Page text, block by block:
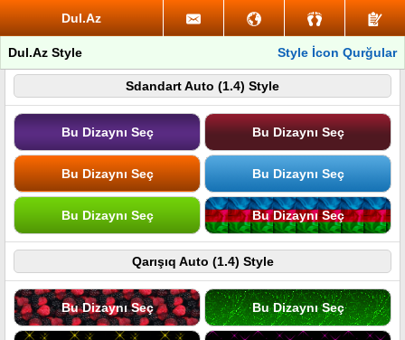
Dul.Az
Dul.Az Style Style İcon Qurğular
Sdandart Auto (1.4) Style
Bu Dizaynı Seç Bu Dizaynı Seç
Bu Dizaynı Seç Bu Dizaynı Seç
Bu Dizaynı Seç Bu Dizaynı Seç
Qarışıq Auto (1.4) Style
Bu Dizaynı Seç Bu Dizaynı Seç